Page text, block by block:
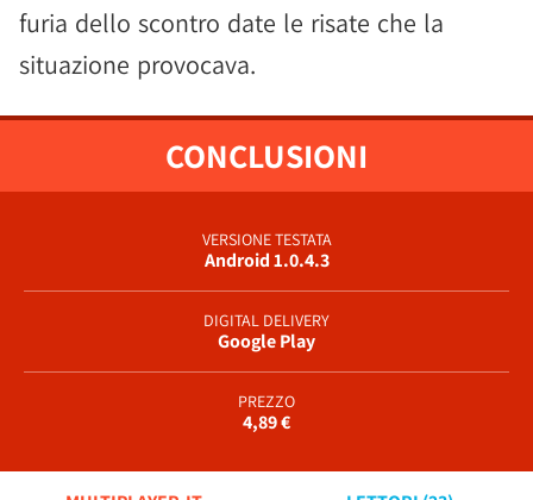
furia dello scontro date le risate che la
situazione provocava.
CONCLUSIONI
VERSIONE TESTATA
Android 1.0.4.3
DIGITAL DELIVERY
Google Play
PREZZO
4,89 €